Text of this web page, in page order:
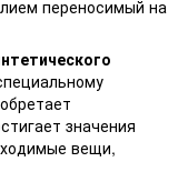
переносимый на
значения
вещи,